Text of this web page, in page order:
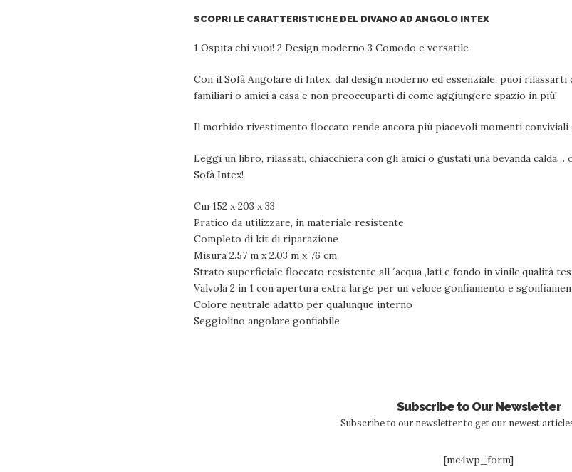
SCOPRI LE CARATTERISTICHE DEL DIVANO AD ANGOLO INTEX
1 Ospita chi vuoi! 2 Design moderno 3 Comodo e versatile
Con il Sofà Angolare di Intex, dal design moderno ed essenziale, puoi
familiari o amici a casa e non preoccuparti di come aggiungere spazio in più!
Il morbido rivestimento floccato rende ancora più piacevoli momenti conviviali
Leggi un libro, rilassati, chiacchiera con gli amici o gustati una bevanda
Sofà Intex!
Cm 152 x 203 x 33
Pratico da utilizzare, in materiale resistente
Completo di kit di riparazione
Misura 2.57 m x 2.03 m x 76 cm
Strato superficiale floccato resistente all ´acqua ,lati e fondo in vinile,qualità
Valvola 2 in 1 con apertura extra large per un veloce gonfiamento e
Colore neutrale adatto per qualunque interno
Seggiolino angolare gonfiabile
Subscribe to Our Newsletter
Subscribe to our newsletter to get our newest
[mc4wp_form]